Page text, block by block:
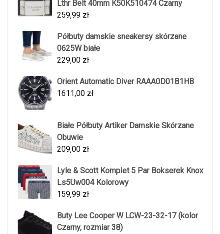
Lthr Belt 40mm K50K510474 Czarny
259,99 zł
Półbuty damskie sneakersy skórzane
0625W białe
229,00 zł
Orient Automatic Diver RAAA0D01B1HB
1611,00 zł
Białe Półbuty Artiker Damskie Skórzane
Obuwie
209,00 zł
Lyle & Scott Komplet 5 Par Bokserek Knox
Ls5Uw004 Kolorowy
159,99 zł
Buty Lee Cooper W LCW-23-32-17 (kolor
Czarny, rozmiar 38)